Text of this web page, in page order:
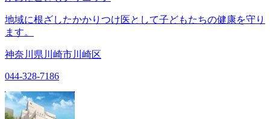
地域に根ざしたかかりつけ医として子どもたちの健康を守り
ます。
神奈川県川崎市川崎区
044-328-7186